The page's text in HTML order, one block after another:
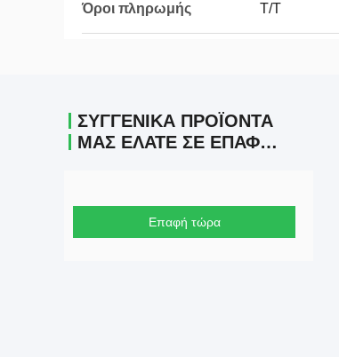
Όροι πληρωμής Τ/Τ
ΣΥΓΓΕΝΙΚΆ ΠΡΟΪΌΝΤΑ
ΜΑΣ ΕΛΆΤΕ ΣΕ ΕΠΑΦΉ ΜΕ
Επαφή τώρα